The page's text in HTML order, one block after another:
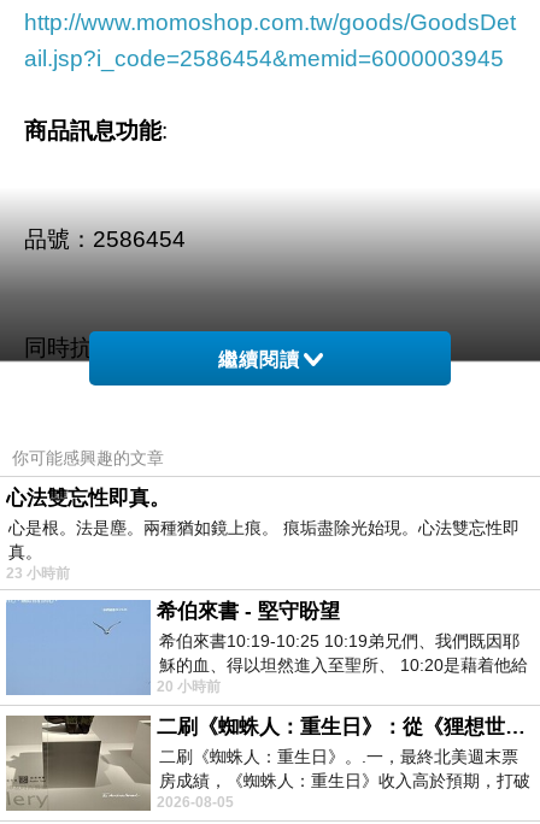
http://www.momoshop.com.tw/goods/GoodsDet
ail.jsp?i_code=2586454&memid=6000003945
商品訊息功能:
品號：2586454
同時抗UV紫外線
通過紡研所檢測認證
商品訊息描述
真正涼感★認證吊牌
炎夏當然要來件涼感衣清涼一夏，穿著時不僅有降溫效果
同時抗UV紫外線，防曬功能一把罩
繼續閱讀
你可能感興趣的文章
心法雙忘性即真。
心是根。法是塵。兩種猶如鏡上痕。 痕垢盡除光始現。心法雙忘性即
真。
23 小時前
希伯來書 - 堅守盼望
希伯來書10:19-10:25 10:19弟兄們、我們既因耶
穌的血、得以坦然進入至聖所、 10:20是藉着他給
我們開了一條又新又活的路從幔子經過
20 小時前
二刷《蜘蛛人：重生日》：從《狸想世界》到《怪奇物語》
二刷《蜘蛛人：重生日》。.一，最終北美週末票
房成績，《蜘蛛人：重生日》收入高於預期，打破
《復仇者聯盟：終局之戰》記錄，成為
2026-08-05